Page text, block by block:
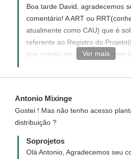
Boa tarde David, agradecemos
comentário! A ART ou
atualmente como CAU) que é
referente ao Registro do
que consta em nosso site como
arquiteto assumindo
qual você se refere trata-se da
do engenheiro que você deverá
em sua cidade; assumindo
responsabilidade técnica da Obra.
Disponha para demais dúvidas!
Ver mais
Antonio Mixinge
Gostei ! Mas não tenho acesso
distribuição ?
Soprojetos
Olá Antonio, Agradecemos seu